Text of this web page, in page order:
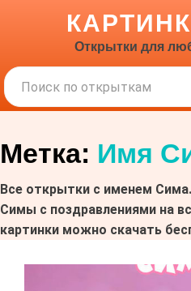
Открытки для
Поиск
Метка: Имя
Все открытки с именем
Симы с поздравлениями на
картинки можно скачать